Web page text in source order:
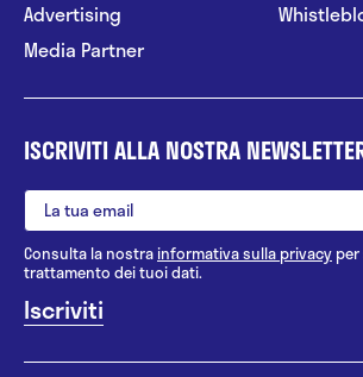
Advertising
Media Partner
ISCRIVITI ALLA NOSTRA
Consulta la nostrainformativa sulla privacy
trattamento dei tuoi dati.